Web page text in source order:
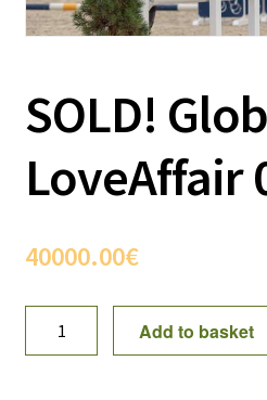
SOLD!
LoveAffair
40000.00€
Global
Add to basket